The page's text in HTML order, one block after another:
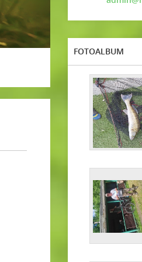
FOTOALBUM